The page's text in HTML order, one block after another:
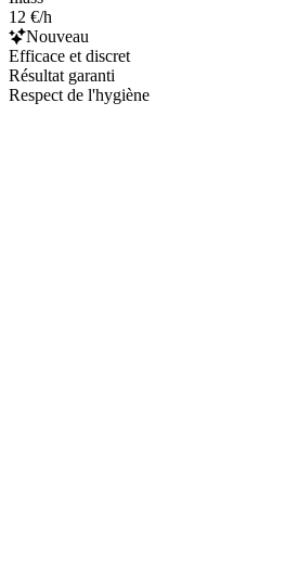
12 €/h
Nouveau
Efficace et discret
Résultat garanti
Respect de l'hygiène